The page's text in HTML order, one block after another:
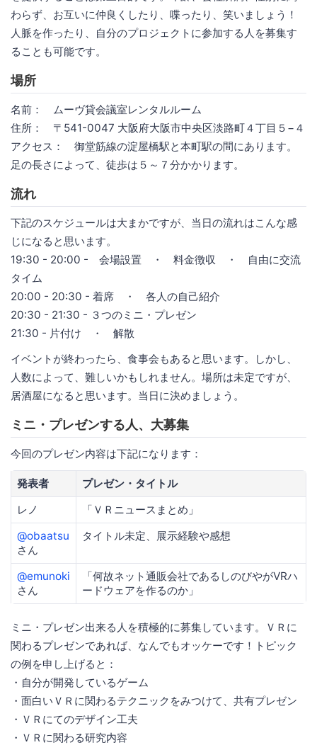
わらず、お互いに仲良くしたり、喋ったり、笑いましょう！
人脈を作ったり、自分のプロジェクトに参加する人を募集す
ることも可能です。
場所
名前： ムーヴ貸会議室レンタルルーム
住所： 〒541-0047 大阪府大阪市中央区淡路町４丁目５−４
アクセス： 御堂筋線の淀屋橋駅と本町駅の間にあります。
足の長さによって、徒歩は５～７分かかります。
流れ
下記のスケジュールは大まかですが、当日の流れはこんな感
じになると思います。
19:30 - 20:00 - 会場設置 ・ 料金徴収 ・ 自由に交流
タイム
20:00 - 20:30 - 着席 ・ 各人の自己紹介
20:30 - 21:30 - ３つのミニ・プレゼン
21:30 - 片付け ・ 解散
イベントが終わったら、食事会もあると思います。しかし、
人数によって、難しいかもしれません。場所は未定ですが、
居酒屋になると思います。当日に決めましょう。
ミニ・プレゼンする人、大募集
今回のプレゼン内容は下記になります：
発表者
プレゼン・タイトル
レノ
「ＶＲニュースまとめ」
@obaatsu
さん
タイトル未定、展示経験や感想
@emunoki
さん
「何故ネット通販会社であるしのびやがVRハ
ードウェアを作るのか」
ミニ・プレゼン出来る人を積極的に募集しています。ＶＲに
関わるプレゼンであれば、なんでもオッケーです！トピック
の例を申し上げると：
・自分が開発しているゲーム
・面白いＶＲに関わるテクニックをみつけて、共有プレゼン
・ＶＲにてのデザイン工夫
・ＶＲに関わる研究内容